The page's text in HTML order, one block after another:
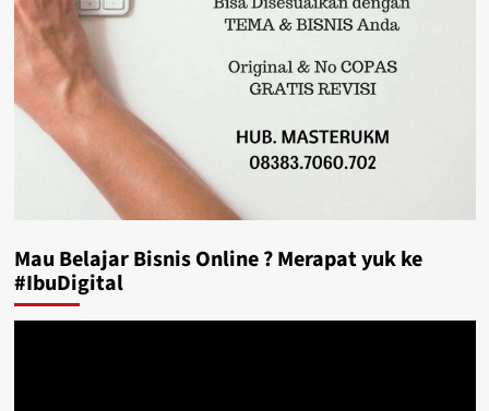
Mau Belajar Bisnis Online ? Merapat yuk ke
#IbuDigital